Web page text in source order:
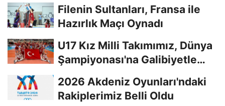
Filenin Sultanları, Fransa ile
Hazırlık Maçı Oynadı
U17 Kız Milli Takımımız, Dünya
Şampiyonası'na Galibiyetle
2026 Akdeniz Oyunları'ndaki
Rakiplerimiz Belli Oldu